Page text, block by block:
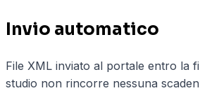
Invio automatico
File XML inviato al portale entro la
studio non rincorre nessuna